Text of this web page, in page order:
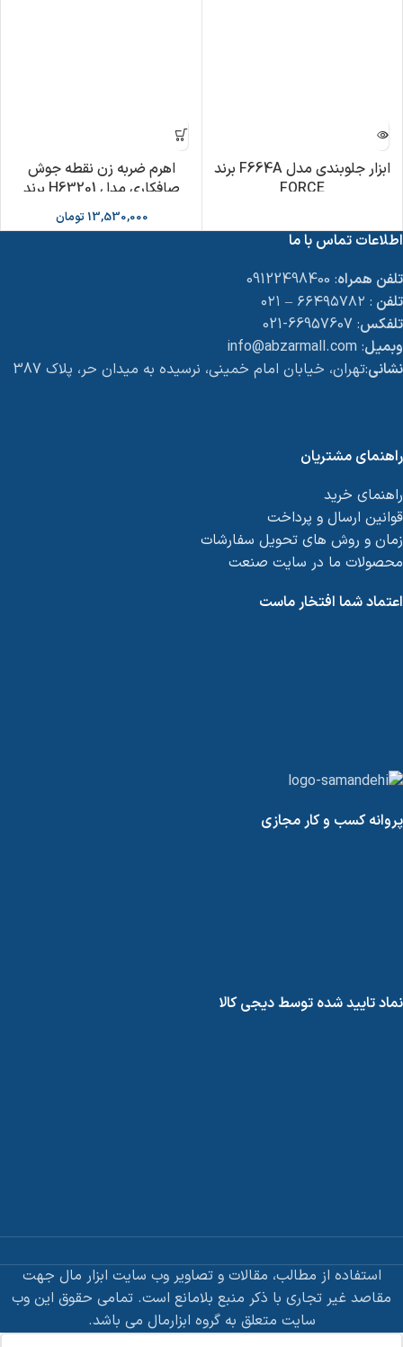
ابزار جلوبندی مدل F664A برند
FORCE
اهرم ضربه زن نقطه جوش
صافکاری مدل H63201 برند
HEZBURN
13,530,000 تومان
اطلاعات تماس با ما
تلفن همراه: 09122498400
تلفن : ۶۶۴۹۵۷۸۲ – ۰۲۱
تلفکس: 66957607-021
وبمیل: info@abzarmall.com
نشانی:تهران، خیابان امام خمینی، نرسیده به میدان حر، پلاک 387
راهنمای مشتریان
راهنمای خرید
قوانین ارسال و پرداخت
زمان و روش های تحویل سفارشات
محصولات ما در سایت صنعت
اعتماد شما افتخار ماست
پروانه کسب و کار مجازی
نماد تایید شده توسط دیجی کالا
استفاده از مطالب، مقالات و تصاویر وب سایت ابزار مال جهت
مقاصد غیر تجاری با ذکر منبع بلامانع است. تمامی حقوق این وب
سایت متعلق به گروه ابزارمال می باشد.